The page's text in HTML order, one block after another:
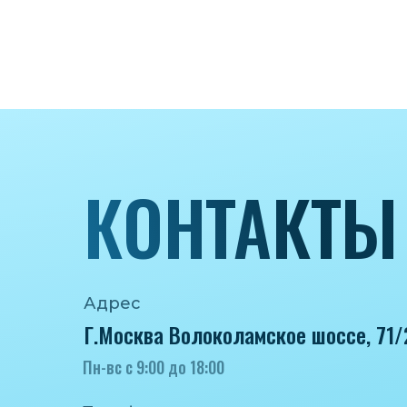
Адрес
Г.Москва Волоколамское шоссе,
Пн-вс с 9:00 до 18:00
КОНТАКТЫ